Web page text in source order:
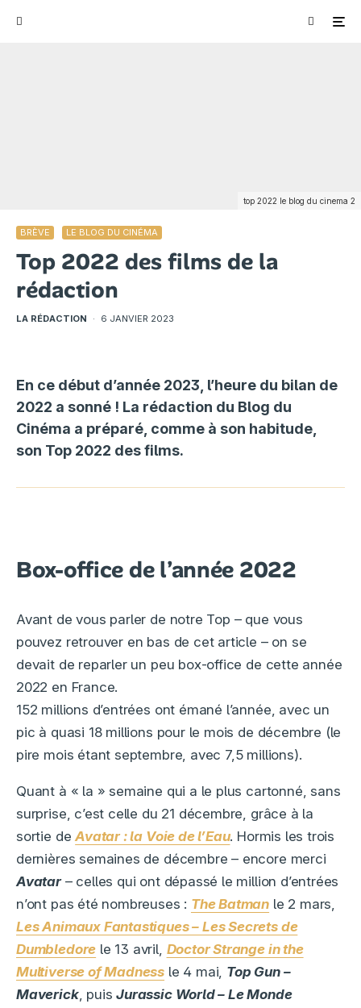
top 2022 le blog du cinema 2
BRÈVE LE BLOG DU CINÉMA
Top 2022 des films de la
rédaction
LA RÉDACTION · 6 JANVIER 2023
En ce début d’année 2023, l’heure du bilan de
2022 a sonné ! La rédaction du Blog du
Cinéma a préparé, comme à son habitude,
son Top 2022 des films.
Box-office de l’année 2022
Avant de vous parler de notre Top – que vous
pouvez retrouver en bas de cet article – on se
devait de reparler un peu box-office de cette année
2022 en France.
152 millions d’entrées ont émané l’année, avec un
pic à quasi 18 millions pour le mois de décembre (le
pire mois étant septembre, avec 7,5 millions).
Quant à « la » semaine qui a le plus cartonné, sans
surprise, c’est celle du 21 décembre, grâce à la
sortie deAvatar : la Voie de l’Eau. Hormis les trois
dernières semaines de décembre – encore merci
Avatar– celles qui ont dépassé le million d’entrées
n’ont pas été nombreuses : The Batman le 2 mars,
Les Animaux Fantastiques – Les Secrets de
Dumbledore le 13 avril, Doctor Strange in the
Multiverse of Madness le 4 mai, Top Gun –
Maverick, puisJurassic World – Le Monde